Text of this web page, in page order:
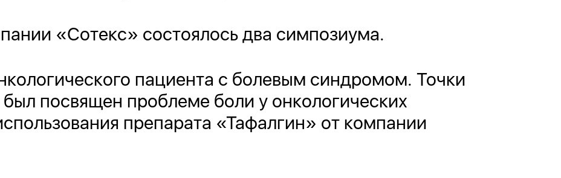
«Сотекс» состоялось два симпозиума.
пациента с болевым синдромом. Точки
посвящен проблеме боли у онкологических
препарата «Тафалгин» от компании